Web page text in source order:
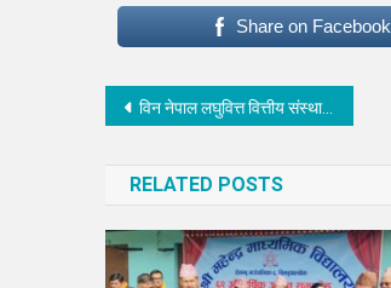
Share on Facebook
Post
विन नेपाल लघुवित्त वित्तीय संस्था लि को शिक्षा प्रोत्साहन वितरण कार्यक्रम सम्पन्न
RELATED POSTS